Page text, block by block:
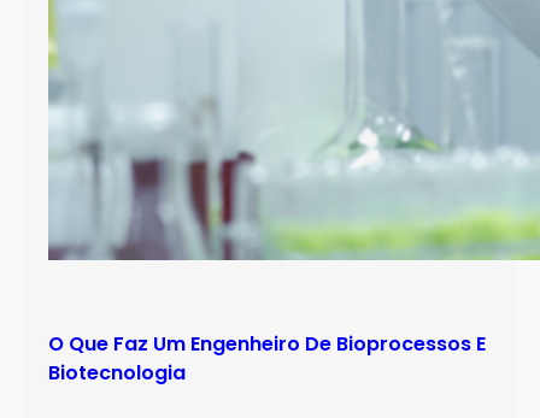
O Que Faz Um Engenheiro De Bioprocessos E
Biotecnologia